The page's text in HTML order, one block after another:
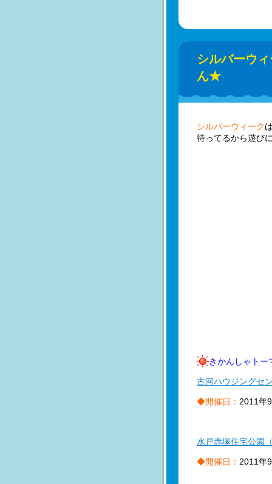
シルバーウ
ん★
シルバーウィーク
待ってるから遊び
きかんしゃト
古河ハウジングセ
◆開催日： 2011年
水戸赤塚住宅公園
◆開催日： 2011年